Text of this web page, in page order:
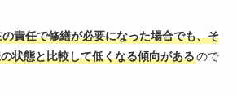
の責任で修繕が必要になった場合でも、そ
状態と比較して低くなる傾向があるので